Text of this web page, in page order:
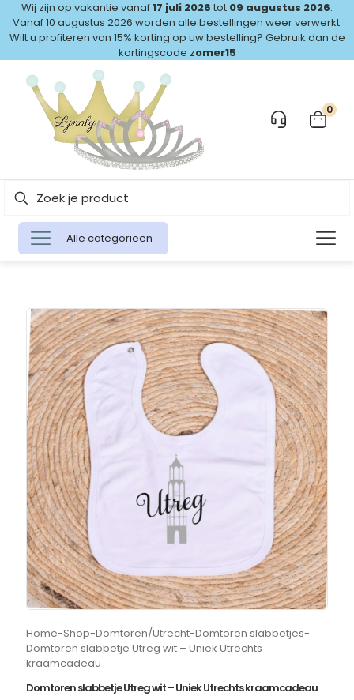
Wij zijn op vakantie vanaf17 juli 2026 tot 09 augustus 2026.
Vanaf 10 augustus 2026 worden alle bestellingen weer verwerkt.
Wilt u profiteren van 15% korting op uw bestelling? Gebruik dan de
kortingscode zomer15
0
Alle categorieën
Home-Shop-Domtoren/Utrecht-Domtoren slabbetjes-
Domtoren slabbetje Utreg wit – Uniek Utrechts
kraamcadeau
Domtoren slabbetje Utreg wit – Uniek Utrechts kraamcadeau